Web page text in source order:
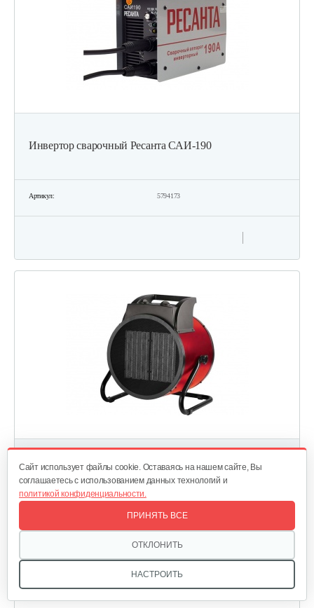
Инвертор сварочный Ресанта САИ-190
Артикул: 5794173
Тепловая пушка электрическая Ресанта ТЭПК-9000K
Cайт использует файлы cookie. Оставаясь на нашем сайте, Вы
соглашаетесь с использованием данных технологий и
политикой конфиденциальности.
НАСТРОИТЬ
ОТКЛОНИТЬ
ПРИНЯТЬ ВСЕ